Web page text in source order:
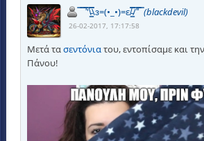
̿ ̿ ̿'̿'\̵͇̿̿\з=(•_•)=ε/̵͇̿̿/'̿'̿ ̿(blackdevil)
26-02-2017, 17:17:58
Μετά τασεντόνιατου, εντοπίσαμε και
Πάνου!